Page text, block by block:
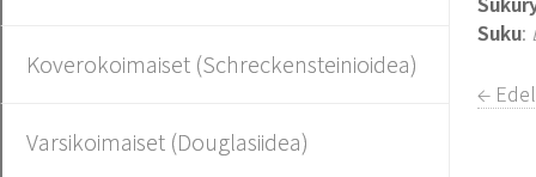
Koverokoimaiset (Schreckensteinioidea)
Varsikoimaiset (Douglasiidea)
Suku:
←